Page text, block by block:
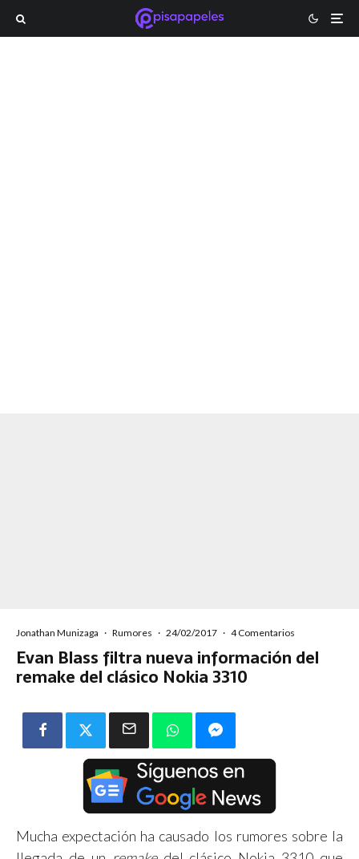
Jonathan Munizaga · Rumores · 24/02/2017 · 4 Comentarios
Evan Blass filtra nueva información del
remake del clásico Nokia 3310
Mucha expectación ha causado los rumores sobre la